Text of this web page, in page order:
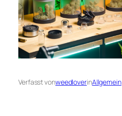
Verfasst vonweedloverinAllgemein